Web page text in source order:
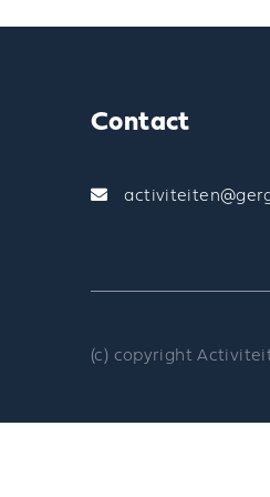
Contact
(c) copyright